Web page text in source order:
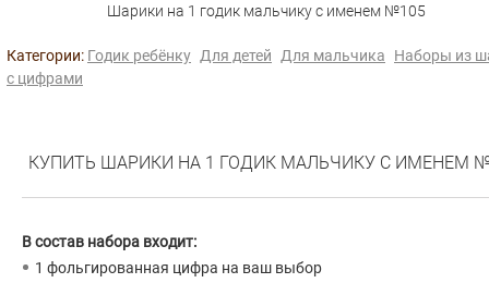
Шарики на 1 годик мальчику с именем №105
Категории: Годик ребёнку Для детей Для мальчика
Наборы из
с цифрами
КУПИТЬ ШАРИКИ НА 1 ГОДИК МАЛЬЧИКУ С ИМЕНЕМ
В состав набора входит:
1 фольгированная цифра на ваш выбор